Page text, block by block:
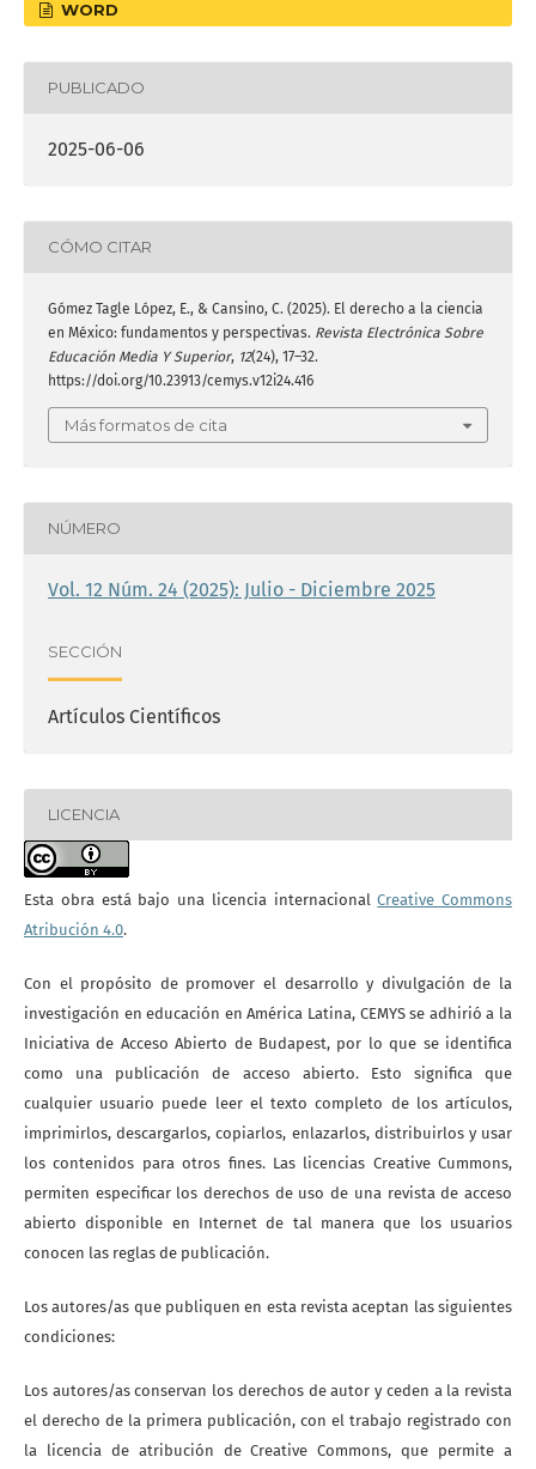
WORD
PUBLICADO
2025-06-06
CÓMO CITAR
Gómez Tagle López, E., & Cansino, C. (2025). El derecho a la ciencia
en México: fundamentos y perspectivas. Revista Electrónica Sobre
Educación Media Y Superior, 12(24), 17–32.
https://doi.org/10.23913/cemys.v12i24.416
Más formatos de cita
NÚMERO
Vol. 12 Núm. 24 (2025): Julio - Diciembre 2025
SECCIÓN
Artículos Científicos
LICENCIA
Esta obra está bajo una licencia internacionalCreative Commons
Atribución 4.0.
Con el propósito de promover el desarrollo y divulgación de la
investigación en educación en América Latina, CEMYS se adhirió a la
Iniciativa de Acceso Abierto de Budapest, por lo que se identifica
como una publicación de acceso abierto. Esto significa que
cualquier usuario puede leer el texto completo de los artículos,
imprimirlos, descargarlos, copiarlos, enlazarlos, distribuirlos y usar
los contenidos para otros fines. Las licencias Creative Cummons,
permiten especificar los derechos de uso de una revista de acceso
abierto disponible en Internet de tal manera que los usuarios
conocen las reglas de publicación.
Los autores/as que publiquen en esta revista aceptan las siguientes
condiciones:
Los autores/as conservan los derechos de autor y ceden a la revista
el derecho de la primera publicación, con el trabajo registrado con
la licencia de atribución de Creative Commons, que permite a